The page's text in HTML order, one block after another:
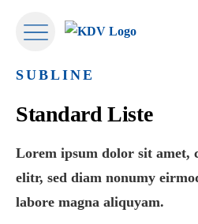
SUBLINE
Standard Liste
Lorem ipsum dolor sit amet,
elitr, sed diam nonumy
labore magna aliquyam.